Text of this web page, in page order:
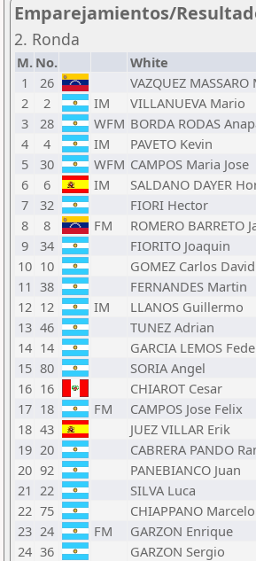
Emparejamientos/
2. Ronda
M. No. White
1
26 VAZQUEZ
2
2 IM VILLANUEVA Mario
3
28 WFM BORDA RODAS
4
4 IM PAVETO Kevin
5
30 WFM CAMPOS Maria Jose
6
6 IM SALDANO DAYER
7
32 FIORI Hector
8
8 FM ROMERO BARRETO
9
34 FIORITO Joaquin
10 10 GOMEZ Carlos David
11 38 FERNANDES Martin
12 12 IM LLANOS Guillermo
13 46 TUNEZ Adrian
14 14 GARCIA LEMOS
15 80 SORIA Angel
16 16 CHIAROT Cesar
17 18 FM CAMPOS Jose Felix
18 43 JUEZ VILLAR Erik
19 20 CABRERA PANDO
20 92 PANEBIANCO Juan
21 22 SILVA Luca
22 75 CHIAPPANO Marcelo
23 24 FM GARZON Enrique
24 36 GARZON Sergio